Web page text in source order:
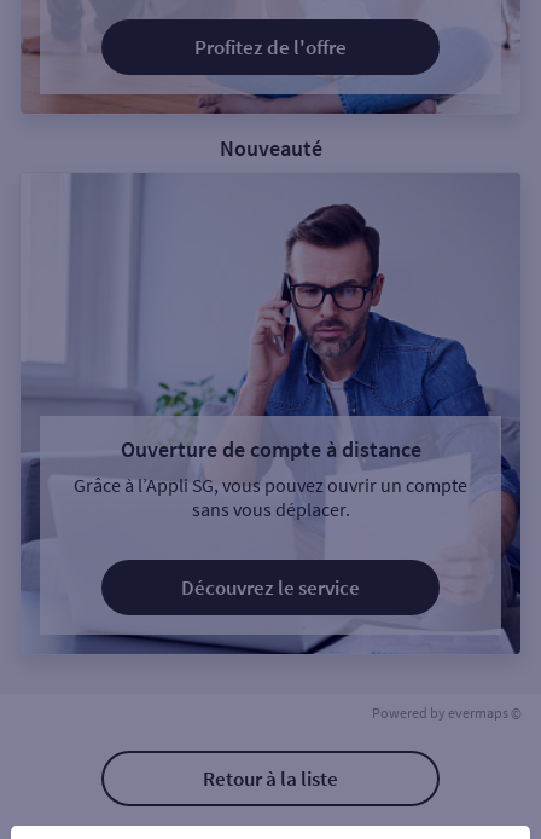
Profitez de l'offre
Nouveauté
Ouverture de compte à distance
Grâce à l’Appli SG, vous pouvez ouvrir un compte
sans vous déplacer.
Découvrez le service
Powered by evermaps ©
Retour à la liste